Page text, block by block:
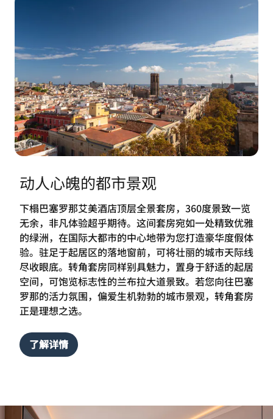
动人心魄的都市景观
下榻巴塞罗那艾美酒店顶层全景套房，360度景致一览
无余，非凡体验超乎期待。这间套房宛如一处精致优雅
的绿洲，在国际大都市的中心地带为您打造豪华度假体
验。驻足于起居区的落地窗前，可将壮丽的城市天际线
尽收眼底。转角套房同样别具魅力，置身于舒适的起居
空间，可饱览标志性的兰布拉大道景致。若您向往巴塞
罗那的活力氛围，偏爱生机勃勃的城市景观，转角套房
正是理想之选。
了解详情